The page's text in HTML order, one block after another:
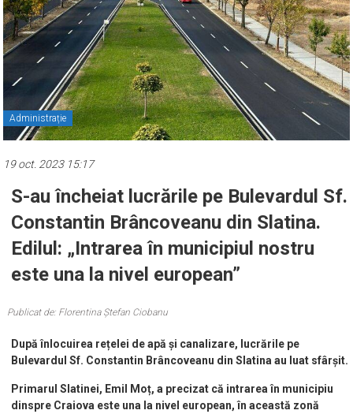
Administrație
19 oct. 2023 15:17
S-au încheiat lucrările pe Bulevardul Sf.
Constantin Brâncoveanu din Slatina.
Edilul: „Intrarea în municipiul nostru
este una la nivel european”
Publicat de: Florentina Ștefan Ciobanu
După înlocuirea rețelei de apă și canalizare, lucrările pe
Bulevardul Sf. Constantin Brâncoveanu din Slatina au luat sfârșit.
Primarul Slatinei, Emil Moț, a precizat că intrarea în municipiu
dinspre Craiova este una la nivel european, în această zonă